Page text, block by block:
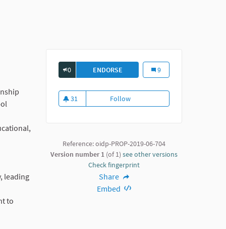
leading
to
0 ENDORSE MINI PRESIDENTES
Mini Presidentes
9
31
31 followers
FollowMini Presidentes
Reference: oidp-PROP-2019-06-704
Version number 1 (of 1) see other versions
Check fingerprint
Share
Embed